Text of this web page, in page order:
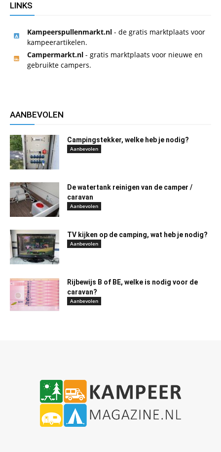
LINKS
Kampeerspullenmarkt.nl - de gratis marktplaats voor
kampeerartikelen.
Campermarkt.nl - gratis marktplaats voor nieuwe en
gebruikte campers.
AANBEVOLEN
Campingstekker, welke heb je nodig?
Aanbevolen
De watertank reinigen van de camper /
caravan
Aanbevolen
TV kijken op de camping, wat heb je nodig?
Aanbevolen
Rijbewijs B of BE, welke is nodig voor de
caravan?
Aanbevolen